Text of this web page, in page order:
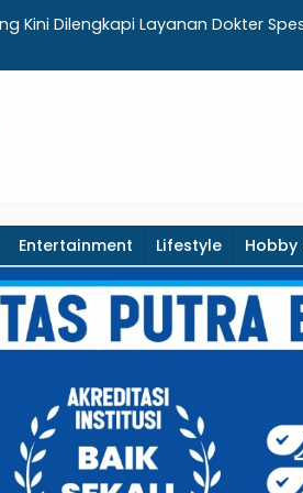
Kini Dilengkapi Layanan Dokter
Entertainment Lifestyle Hobby